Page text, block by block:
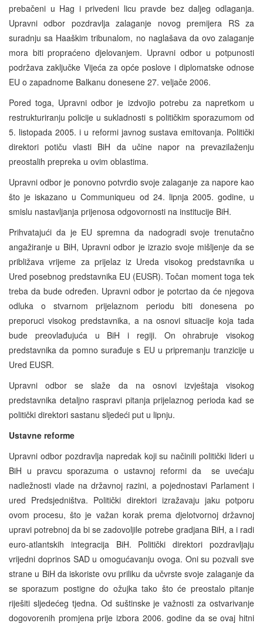
prebačeni u Hag i privedeni licu pravde bez daljeg odlaganja.
Upravni odbor pozdravlja zalaganje novog premijera RS za
suradnju sa Haaškim tribunalom, no naglašava da ovo zalaganje
mora biti propraćeno djelovanjem. Upravni odbor u potpunosti
podržava zaključke Vijeća za opće poslove i diplomatske odnose
EU o zapadnome Balkanu donesene 27. veljače 2006.
Pored toga, Upravni odbor je izdvojio potrebu za napretkom u
restrukturiranju policije u sukladnosti s političkim sporazumom od
5. listopada 2005. i u reformi javnog sustava emitovanja. Politički
direktori potiču vlasti BiH da učine napor na prevazilaženju
preostalih prepreka u ovim oblastima.
Upravni odbor je ponovno potvrdio svoje zalaganje za napore kao
što je iskazano u Communiqueu od 24. lipnja 2005. godine, u
smislu nastavljanja prijenosa odgovornosti na institucije BiH.
Prihvatajući da je EU spremna da nadogradi svoje trenutačno
angažiranje u BiH, Upravni odbor je izrazio svoje mišljenje da se
približava vrijeme za prijelaz iz Ureda visokog predstavnika u
Ured posebnog predstavnika EU (EUSR). Točan moment toga tek
treba da bude određen. Upravni odbor je potcrtao da će njegova
odluka o stvarnom prijelaznom periodu biti donesena po
preporuci visokog predstavnika, a na osnovi situacije koja tada
bude preovlađujuća u BiH i regiji. On ohrabruje visokog
predstavnika da pomno surađuje s EU u pripremanju tranzicije u
Ured EUSR.
Upravni odbor se slaže da na osnovi izvještaja visokog
predstavnika detaljno raspravi pitanja prijelaznog perioda kad se
politički direktori sastanu sljedeći put u lipnju.
Ustavne reforme
Upravni odbor pozdravlja napredak koji su načinili politički lideri u
BiH u pravcu sporazuma o ustavnoj reformi da se uvećaju
nadležnosti vlade na državnoj razini, a pojednostavi Parlament i
ured Predsjedništva. Politički direktori izražavaju jaku potporu
ovom procesu, što je važan korak prema djelotvornoj državnoj
upravi potrebnoj da bi se zadovoljile potrebe gradjana BiH, a i radi
euro-atlantskih integracija BiH. Politički direktori pozdravljaju
vrijedni doprinos SAD u omogućavanju ovoga. Oni su pozvali sve
strane u BiH da iskoriste ovu priliku da učvrste svoje zalaganje da
se sporazum postigne do ožujka tako što će preostalo pitanje
riješiti sljedećeg tjedna. Od suštinske je važnosti za ostvarivanje
dogovorenih promjena prije izbora 2006. godine da se ovaj hitni